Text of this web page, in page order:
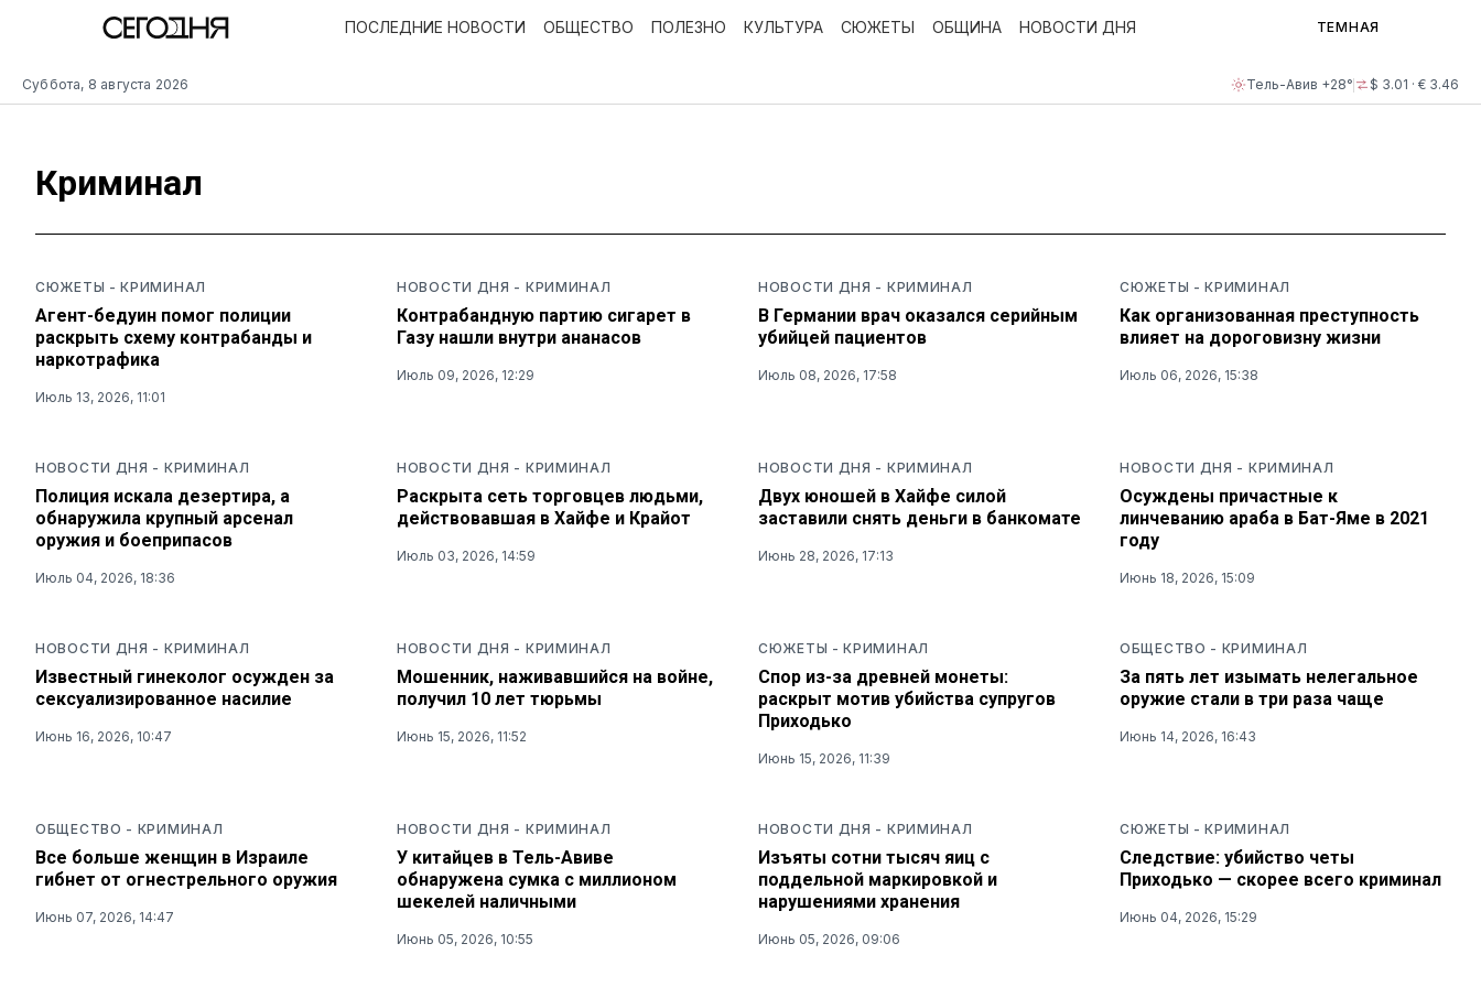
Суббота, 8 августа 2026 Тель-Авив +28° $ 3.01 · € 3.46
ПОСЛЕДНИЕ НОВОСТИ ОБЩЕСТВО ПОЛЕЗНО КУЛЬТУРА СЮЖЕТЫ ОБЩИНА НОВОСТИ ДНЯ ТЕМНАЯ
Криминал
СЮЖЕТЫ -КРИМИНАЛ
Агент-бедуин помог полиции
раскрыть схему контрабанды и
наркотрафика
Июль 13, 2026, 11:01
НОВОСТИ ДНЯ - КРИМИНАЛ
Контрабандную партию сигарет в
Газу нашли внутри ананасов
Июль 09, 2026, 12:29
НОВОСТИ ДНЯ - КРИМИНАЛ
В Германии врач оказался серийным
убийцей пациентов
Июль 08, 2026, 17:58
СЮЖЕТЫ -КРИМИНАЛ
Как организованная преступность
влияет на дороговизну жизни
Июль 06, 2026, 15:38
НОВОСТИ ДНЯ - КРИМИНАЛ
Полиция искала дезертира, а
обнаружила крупный арсенал
оружия и боеприпасов
Июль 04, 2026, 18:36
НОВОСТИ ДНЯ - КРИМИНАЛ
Раскрыта сеть торговцев людьми,
действовавшая в Хайфе и Крайот
Июль 03, 2026, 14:59
НОВОСТИ ДНЯ - КРИМИНАЛ
Двух юношей в Хайфе силой
заставили снять деньги в банкомате
Июнь 28, 2026, 17:13
НОВОСТИ ДНЯ - КРИМИНАЛ
Осуждены причастные к
линчеванию араба в Бат-Яме в 2021
году
Июнь 18, 2026, 15:09
НОВОСТИ ДНЯ - КРИМИНАЛ
Известный гинеколог осужден за
сексуализированное насилие
Июнь 16, 2026, 10:47
НОВОСТИ ДНЯ - КРИМИНАЛ
Мошенник, наживавшийся на войне,
получил 10 лет тюрьмы
Июнь 15, 2026, 11:52
СЮЖЕТЫ -КРИМИНАЛ
Спор из-за древней монеты:
раскрыт мотив убийства супругов
Приходько
Июнь 15, 2026, 11:39
ОБЩЕСТВО - КРИМИНАЛ
За пять лет изымать нелегальное
оружие стали в три раза чаще
Июнь 14, 2026, 16:43
ОБЩЕСТВО - КРИМИНАЛ
Все больше женщин в Израиле
гибнет от огнестрельного оружия
Июнь 07, 2026, 14:47
НОВОСТИ ДНЯ - КРИМИНАЛ
У китайцев в Тель-Авиве
обнаружена сумка с миллионом
шекелей наличными
Июнь 05, 2026, 10:55
НОВОСТИ ДНЯ - КРИМИНАЛ
Изъяты сотни тысяч яиц с
поддельной маркировкой и
нарушениями хранения
Июнь 05, 2026, 09:06
СЮЖЕТЫ -КРИМИНАЛ
Следствие: убийство четы
Приходько — скорее всего криминал
Июнь 04, 2026, 15:29